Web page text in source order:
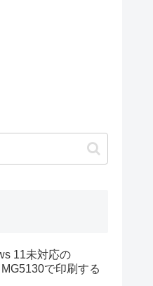
11未対応の
で印刷する